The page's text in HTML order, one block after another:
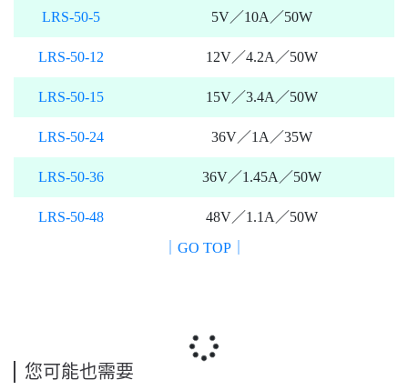
LRS-50-5 5V／10A／50W
LRS-50-12 12V／4.2A／50W
LRS-50-15 15V／3.4A／50W
LRS-50-24 36V／1A／35W
LRS-50-36 36V／1.45A／50W
LRS-50-48
48V／1.1A／50W
｜GO TOP｜
您可能也需要